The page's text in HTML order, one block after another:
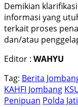
Demikian
informasi yang
terkait proses
dan/atau
Editor : WAHYU
Tag: Berita
KAHFI Jombang
Penipuan Polda